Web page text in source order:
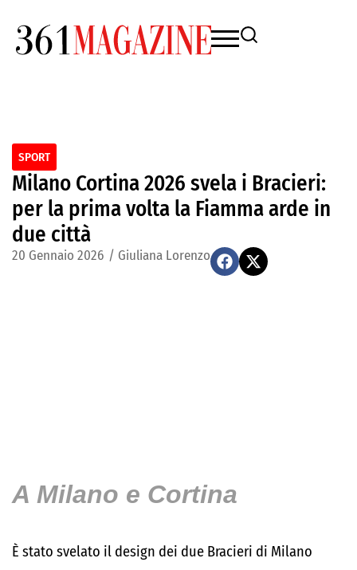
SPORT
Milano Cortina 2026 svela i Bracieri:
per la prima volta la Fiamma arde in
due città
20 Gennaio 2026 / Giuliana Lorenzo
A Milano e Cortina
È stato svelato il design dei due Bracieri di Milano